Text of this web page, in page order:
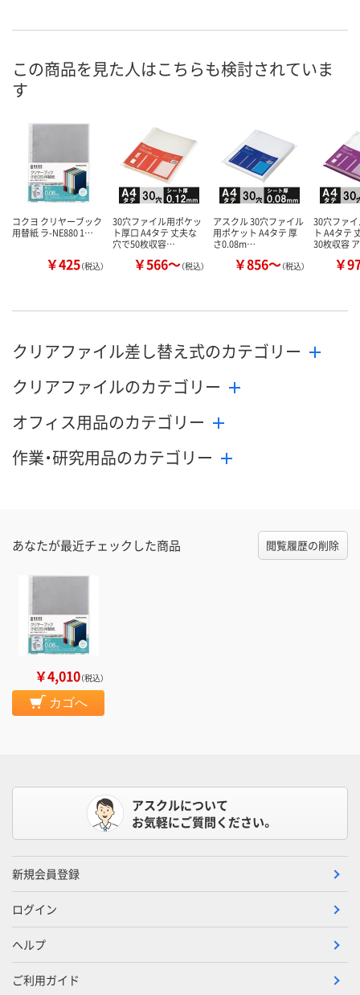
この商品を見た人はこちらも検討されていま
す
コクヨ クリヤーブック
用替紙 ラ-NE880 1…
￥425（税込）
30穴ファイル用ポケッ
ト厚口 A4タテ 丈夫な
穴で50枚収容…
￥566～（税込）
アスクル 30穴ファイル
用ポケット A4タテ 厚
さ0.08m…
￥856～（税込）
30穴ファ
ト A4タテ
30枚収容
￥
クリアファイル差し替え式のカテゴリー
クリアファイルのカテゴリー
オフィス用品のカテゴリー
作業・研究用品のカテゴリー
あなたが最近チェックした商品 閲覧履歴の削除
￥4,010（税込）
カゴへ
アスクルについて
お気軽にご質問ください。
新規会員登録
ログイン
ヘルプ
ご利用ガイド